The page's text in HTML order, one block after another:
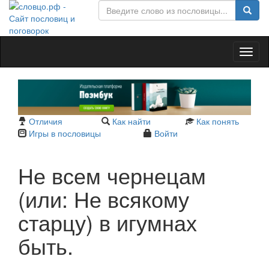
Отличия Как найти
Как понять
Игры в пословицы
Войти
Не всем чернецам
(или: Не всякому
старцу) в игумнах
быть.